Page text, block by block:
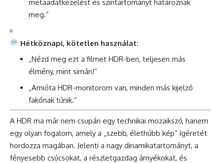
metaadatkezelést és színtartományt határoznak
meg.”
Hétköznapi, kötetlen használat:
„Nézd meg ezt a filmet HDR-ben, teljesen más
élmény, mint simán!”
„Amióta HDR-monitorom van, minden más kijelző
fakónak tűnik.”
A HDR ma már nem csupán egy technikai mozaikszó, hanem
egy olyan fogalom, amely a „szebb, élethűbb kép” ígéretét
hordozza magában. Jelenti a nagy dinamikatartományt, a
fényesebb csúcsokat, a részletgazdag árnyékokat, és